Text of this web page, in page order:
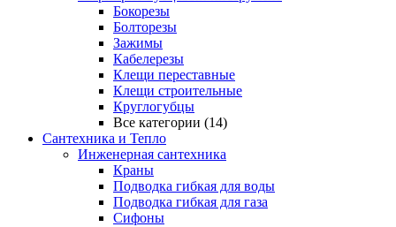
Бокорезы
Болторезы
Зажимы
Кабелерезы
Клещи переставные
Клещи строительные
Круглогубцы
Все категории (14)
Сантехника и Тепло
Инженерная сантехника
Краны
Подводка гибкая для воды
Подводка гибкая для газа
Сифоны